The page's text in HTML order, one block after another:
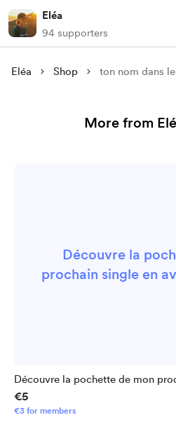
Eléa
94 supporters
Eléa Shop ton nom dans
More from
Découvre la
prochain single en
Découvre la pochette de mon
première ;)
€5
€3 for members